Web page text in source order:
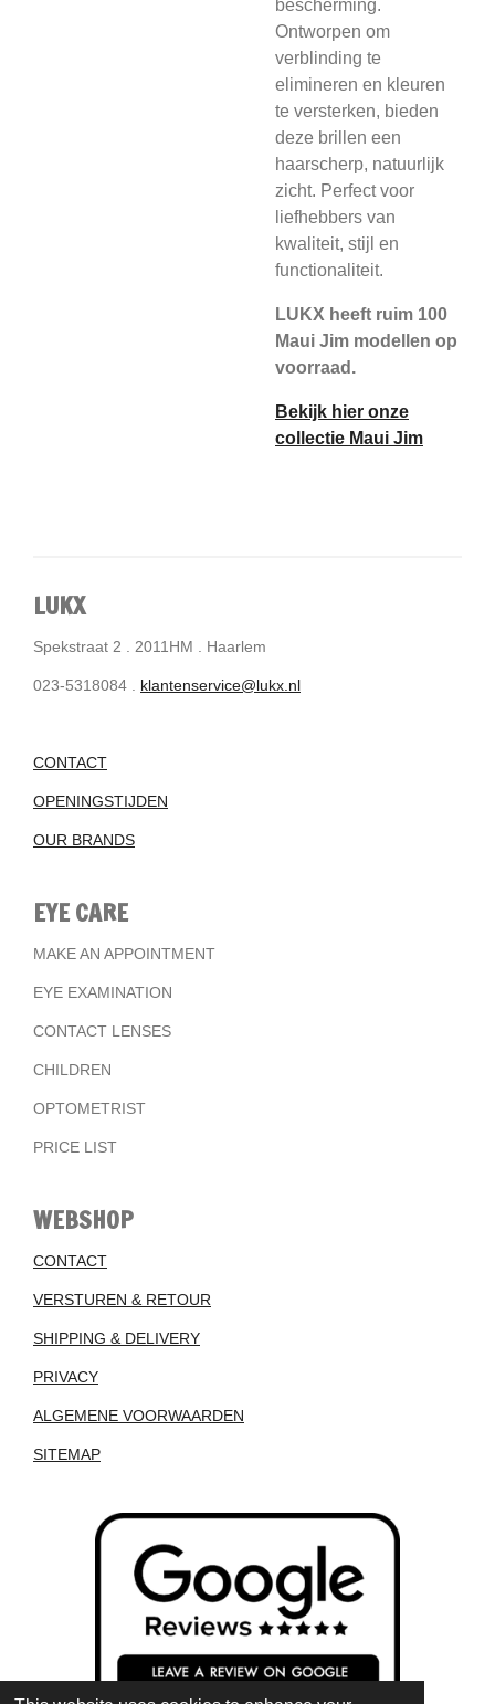
bescherming.
Ontworpen om
verblinding te
elimineren en kleuren
te versterken, bieden
deze brillen een
haarscherp, natuurlijk
zicht. Perfect voor
liefhebbers van
kwaliteit, stijl en
functionaliteit.
LUKX heeft ruim 100
Maui Jim modellen op
voorraad.
Bekijk hier onze
collectie Maui Jim
LUKX
Spekstraat 2 . 2011HM . Haarlem
023-5318084 . klantenservice@lukx.nl
CONTACT
OPENINGSTIJDEN
OUR BRANDS
EYE CARE
MAKE AN APPOINTMENT
EYE EXAMINATION
CONTACT LENSES
CHILDREN
OPTOMETRIST
PRICE LIST
WEBSHOP
CONTACT
VERSTUREN & RETOUR
SHIPPING & DELIVERY
PRIVACY
ALGEMENE VOORWAARDEN
SITEMAP